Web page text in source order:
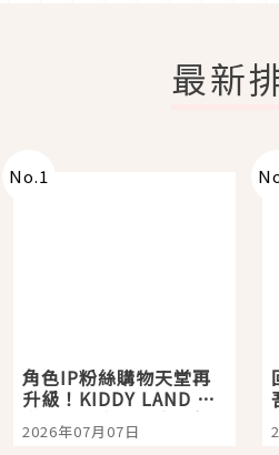
最新
No.1
角色IP粉絲購物天堂再
升級！KIDDY LAND 原
宿店吉伊卡哇迎客，新
開幕 OMOKADO 店3分
2026年07月07日